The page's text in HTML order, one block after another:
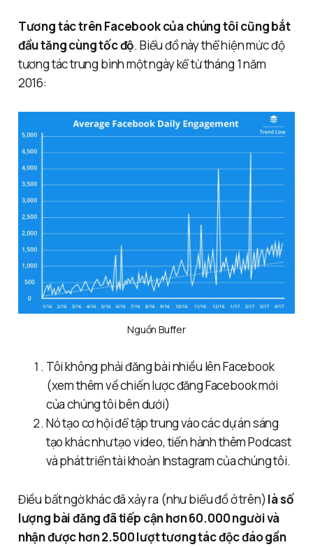
Tương tác trên Facebook của chúng tôicũng bắt
đầu tăng cùng tốc độ. Biểu đồ này thể hiện mức độ
tương tác trung bình một ngày kể từ tháng 1 năm
2016:
Nguồn Buffer
Tôi không phải đăng bài nhiều lên Facebook
(xem thêm về chiến lược đăng Facebook mới
của chúng tôi bên dưới)
Nó tạo cơ hội để tập trung vào các dự án sáng
tạo khác như tạo video, tiến hành thêm Podcast
và phát triển tài khoản Instagram của chúng tôi.
Điều bất ngờ khác đã xảy ra (như biểu đồ ở trên) là số
lượng bài đăng đã tiếp cận hơn 60.000 người và
nhận được hơn 2.500 lượt tương tác độc đáo gần